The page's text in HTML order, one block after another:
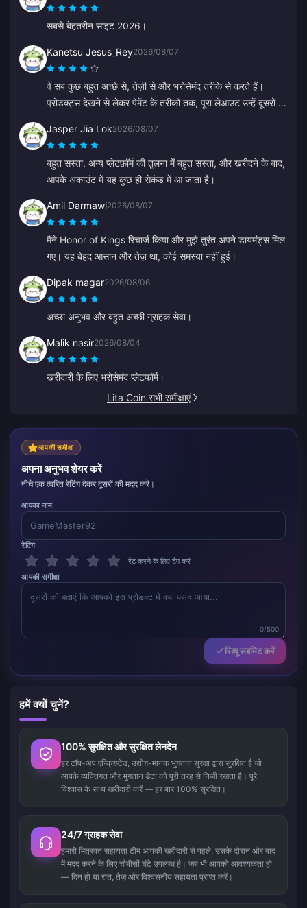
सबसे बेहतरीन साइट 2026।
Kanetsu Jesus_Rey2026/08/07
वे सब कुछ बहुत अच्छे से, तेज़ी से और भरोसेमंद तरीके से करते हैं।
प्रोडक्ट्स देखने से लेकर पेमेंट के तरीकों तक, पूरा लेआउट उन्हें दूसरों से
Jasper Jia Lok2026/08/07
बहुत सस्ता, अन्य प्लेटफ़ॉर्म की तुलना में बहुत सस्ता, और खरीदने के बाद,
आपके अकाउंट में यह कुछ ही सेकंड में आ जाता है।
Amil Darmawi2026/08/07
मैंने Honor of Kings रिचार्ज किया और मुझे तुरंत अपने डायमंड्स मिल
गए। यह बेहद आसान और तेज़ था, कोई समस्या नहीं हुई।
Dipak magar2026/08/06
अच्छा अनुभव और बहुत अच्छी ग्राहक सेवा।
Malik nasir2026/08/04
खरीदारी के लिए भरोसेमंद प्लेटफॉर्म।
Lita Coin सभी समीक्षाएं
आपकी समीक्षा
अपना अनुभव शेयर करें
नीचे एक त्वरित रेटिंग देकर दूसरों की मदद करें।
आपका नाम
रेटिंग
रेट करने के लिए टैप करें
आपकी समीक्षा
0/500
रिव्यू सबमिट करें
हमें क्यों चुनें?
100% सुरक्षित और सुरक्षित लेनदेन
हर टॉप-अप एन्क्रिप्टेड, उद्योग-मानक भुगतान सुरक्षा द्वारा सुरक्षित है जो
आपके व्यक्तिगत और भुगतान डेटा को पूरी तरह से निजी रखता है। पूरे
विश्वास के साथ खरीदारी करें — हर बार 100% सुरक्षित।
24/7 ग्राहक सेवा
हमारी मित्रवत सहायता टीम आपकी खरीदारी से पहले, उसके दौरान और बाद
में मदद करने के लिए चौबीसों घंटे उपलब्ध है। जब भी आपको आवश्यकता हो
— दिन हो या रात, तेज़ और विश्वसनीय सहायता प्राप्त करें।